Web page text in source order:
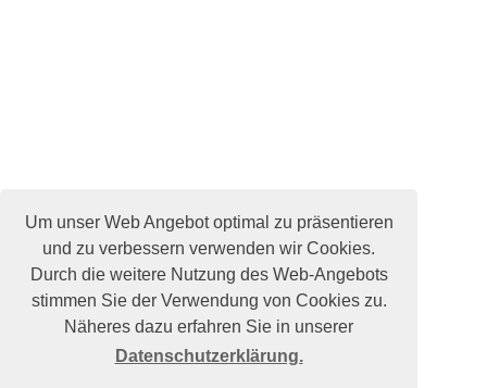
Um unser Web Angebot optimal zu präsentieren
und zu verbessern verwenden wir Cookies.
Durch die weitere Nutzung des Web-Angebots
stimmen Sie der Verwendung von Cookies zu.
Näheres dazu erfahren Sie in unserer
Datenschutzerklärung.